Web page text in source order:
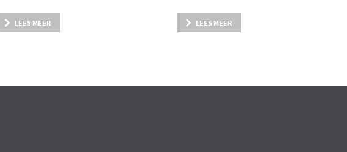
LEES MEER LEES MEER